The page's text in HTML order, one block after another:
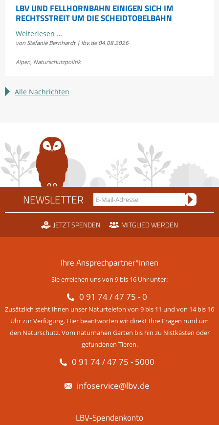
LBV UND FELLHORNBAHN EINIGEN SICH IM
RECHTSSTREIT UM DIE SCHEIDTOBELBAHN
Weiterlesen …
und
einigen
im
Scheidtobelbahn
von Stefanie Bernhardt | lbv.de 04.08.2026
Alpen, Naturschutzpolitik
Alle Nachrichten
NEWSLETTER
JETZT SPENDEN MITGLIED WERDEN
Ihre Ansprechpartner*innen
Sie erreichen uns von 9 bis 16 Uhr unter:
0 91 74 / 47 75 - 0
Zusätzlich steht Ihnen unser Naturtelefon von 9 bis 11 und von 14 bis 16
Uhr zur Verfügung. Hier beantworten wir direkt Ihre Fragen rund um
den Naturschutz. Vom naturnahen Garten bis hin zu Nistkästen oder
gefundenen Tieren.
0 91 74 / 47 75 - 5000
infoservice@lbv.de
LBV-Spendenkonto